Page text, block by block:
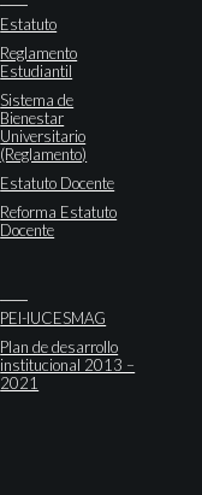
Estatuto
Reglamento
Estudiantil
Sistema de
Bienestar
Universitario
(Reglamento)
Estatuto Docente
Reforma Estatuto
Docente
PEI-IUCESMAG
Plan de desarrollo
institucional 2013 –
2021